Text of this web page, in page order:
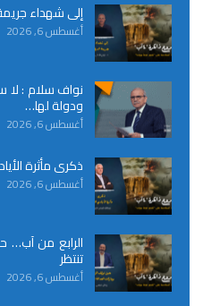
إلى شهداء
أغسطس 6, 2026
نواف سلام : لا
ودولة لها…
أغسطس 6, 2026
ذكرى مأثرة
أغسطس 6, 2026
الرابع من آب…
تنتظر
أغسطس 6, 2026